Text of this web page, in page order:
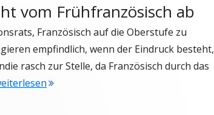
vom Frühfranzösisch ab
Französisch auf die Oberstufe zu
empfindlich, wenn der Eindruck besteht,
rasch zur Stelle, da Französisch durch das
"Newsletter vom 21. September 2025"